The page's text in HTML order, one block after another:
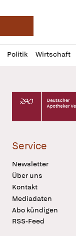
Deutsche
Politik Wirtschaft
Profil
öffnen
Daz
Pur
Deutscher
Service
Newsletter
Über uns
Kontakt
Mediadaten
Abo kündigen
RSS-Feed